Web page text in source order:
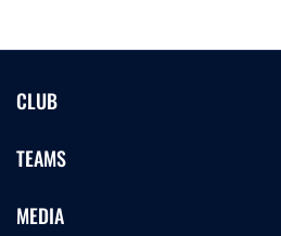
CLUB
TEAMS
MEDIA